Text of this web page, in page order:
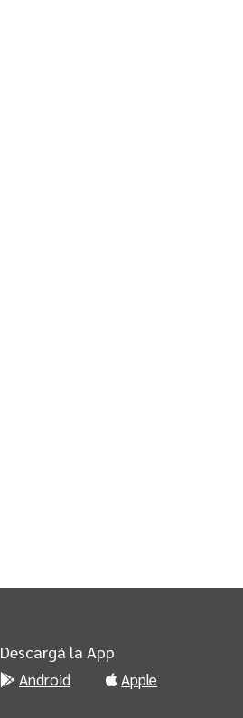
Descargá la App
Android Apple